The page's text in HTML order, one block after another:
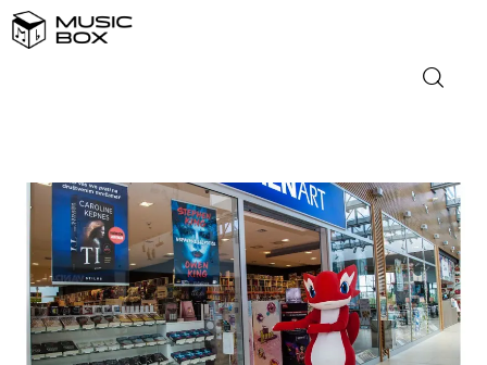
DOMAĆA GLAZBA
STRANA GLAZBA
FILM